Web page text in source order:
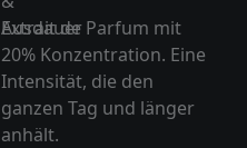
Extrait de Parfum mit
20% Konzentration. Eine
Intensität, die den
ganzen Tag und länger
anhält.